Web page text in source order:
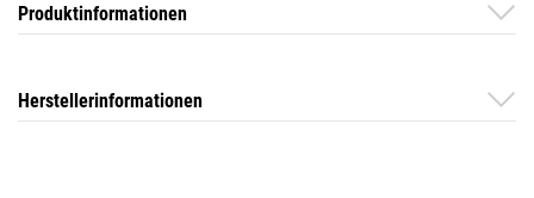
Produktinformationen
Herstellerinformationen